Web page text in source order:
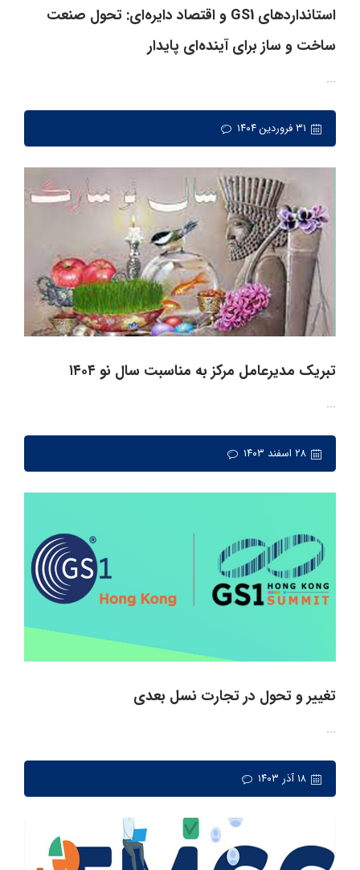
استانداردهای GS1 و اقتصاد دایره‌ای: تحول صنعت
ساخت و ساز برای آینده‌ای پایدار
...
تبریک مدیرعامل مرکز به مناسبت سال نو ۱۴۰۴
...
۲۸ اسفند ۱۴۰۳
تغییر و تحول در تجارت نسل بعدی
...
۱۸ آذر ۱۴۰۳